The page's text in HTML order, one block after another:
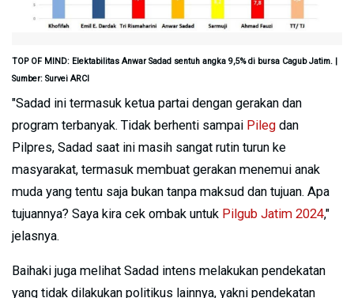
TOP OF MIND: Elektabilitas Anwar Sadad sentuh angka 9,5% di bursa Cagub Jatim. |
Sumber: Survei ARCI
"Sadad ini termasuk ketua partai dengan gerakan dan
program terbanyak. Tidak berhenti sampai Pileg dan
Pilpres, Sadad saat ini masih sangat rutin turun ke
masyarakat, termasuk membuat gerakan menemui anak
muda yang tentu saja bukan tanpa maksud dan tujuan. Apa
tujuannya? Saya kira cek ombak untuk Pilgub Jatim 2024,"
jelasnya.
Baihaki juga melihat Sadad intens melakukan pendekatan
yang tidak dilakukan politikus lainnya, yakni pendekatan